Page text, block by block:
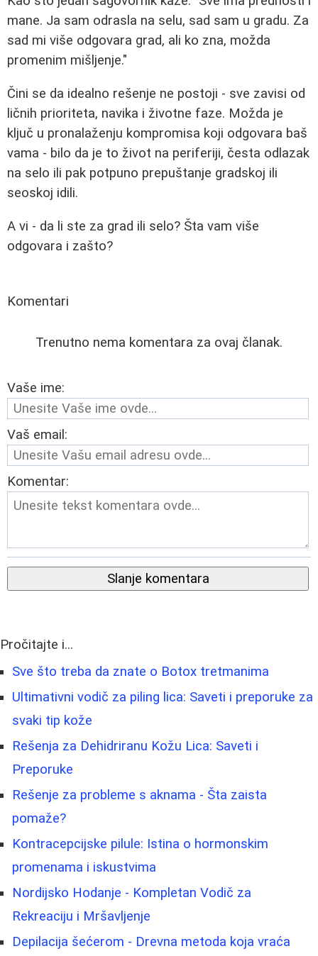
mane. Ja sam odrasla na selu, sad sam u gradu. Za
sad mi više odgovara grad, ali ko zna, možda
promenim mišljenje."
Čini se da idealno rešenje ne postoji - sve zavisi od
ličnih prioriteta, navika i životne faze. Možda je
ključ u pronalaženju kompromisa koji odgovara baš
vama - bilo da je to život na periferiji, česta odlazak
na selo ili pak potpuno prepuštanje gradskoj ili
seoskoj idili.
A vi - da li ste za grad ili selo? Šta vam više
odgovara i zašto?
Komentari
Trenutno nema komentara za ovaj članak.
Vaše ime:
Vaš email:
Komentar:
Slanje komentara
Pročitajte i...
Sve što treba da znate o Botox tretmanima
Ultimativni vodič za piling lica: Saveti i preporuke za
svaki tip kože
Rešenja za Dehidriranu Kožu Lica: Saveti i
Preporuke
Rešenje za probleme s aknama - Šta zaista
pomaže?
Kontracepcijske pilule: Istina o hormonskim
promenama i iskustvima
Nordijsko Hodanje - Kompletan Vodič za
Rekreaciju i Mršavljenje
Depilacija šećerom - Drevna metoda koja vraća